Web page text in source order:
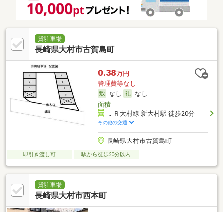
貸駐車場
長崎県大村市古賀島町
0.38万円
管理費等なし
なし
なし
面積-
ＪＲ大村線 新大村駅 徒歩20分
その他の交通
長崎県大村市古賀島町
即引き渡し可 駅から徒歩20分以内
貸駐車場
長崎県大村市西本町